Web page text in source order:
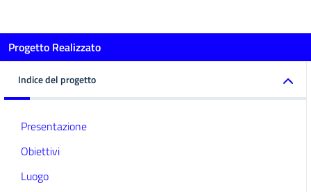
Progetto Realizzato
Indice del progetto
Presentazione
Obiettivi
Luogo